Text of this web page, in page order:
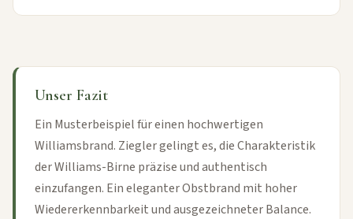
Unser Fazit
Ein Musterbeispiel für einen hochwertigen
Williamsbrand. Ziegler gelingt es, die Charakteristik
der Williams-Birne präzise und authentisch
einzufangen. Ein eleganter Obstbrand mit hoher
Wiedererkennbarkeit und ausgezeichneter Balance.